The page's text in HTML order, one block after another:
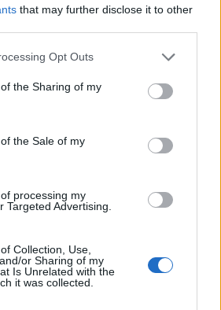
that may further disclose it to other
Opt Outs
the Sharing of my
the Sale of my
processing my
Targeted Advertising.
Collection, Use,
or Sharing of my
Is Unrelated with the
it was collected.
archívuma
archívuma